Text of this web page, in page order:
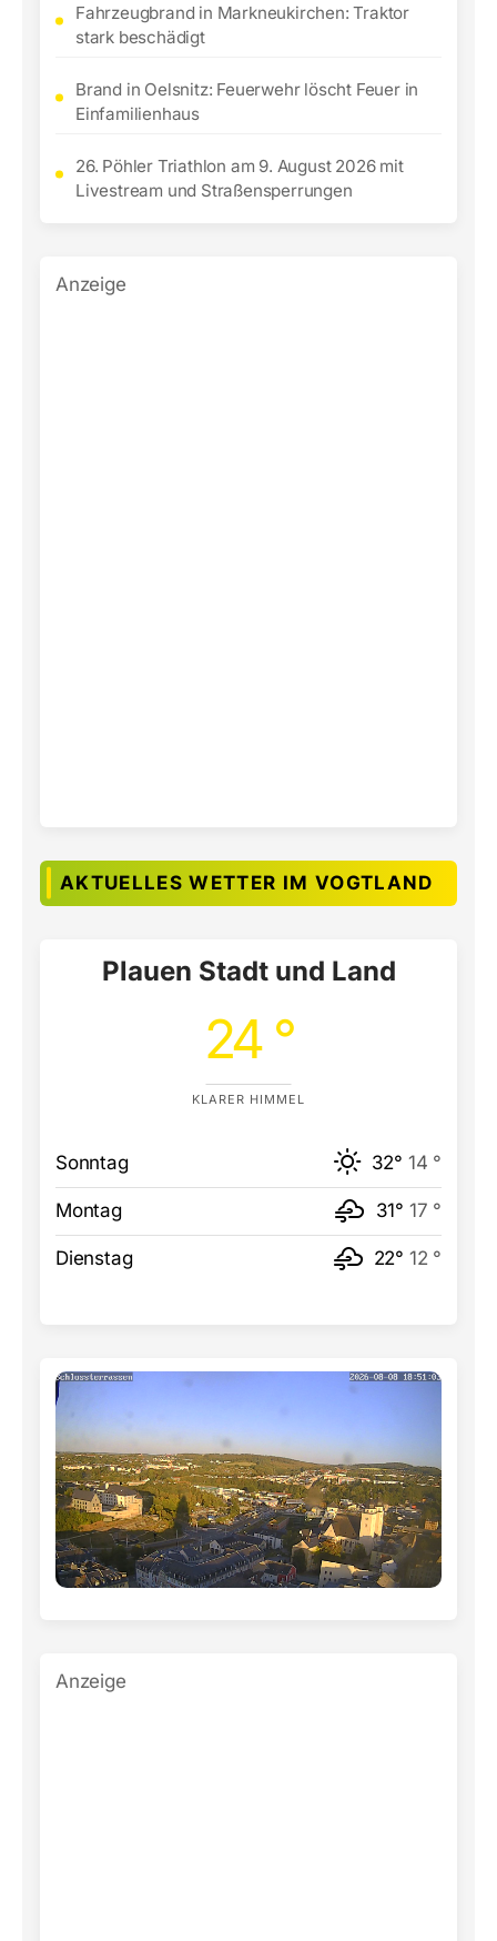
Fahrzeugbrand in Markneukirchen: Traktor
stark beschädigt
Brand in Oelsnitz: Feuerwehr löscht Feuer in
Einfamilienhaus
26. Pöhler Triathlon am 9. August 2026 mit
Livestream und Straßensperrungen
Anzeige
AKTUELLES WETTER IM VOGTLAND
Plauen Stadt und Land
24 °
KLARER HIMMEL
Sonntag 32° 14 °
Montag 31° 17 °
Dienstag 22° 12 °
Anzeige